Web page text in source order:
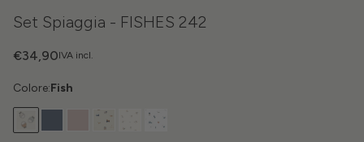
Set Spiaggia - FISHES 242
IVA incl.
€34,90
Colore:Fish